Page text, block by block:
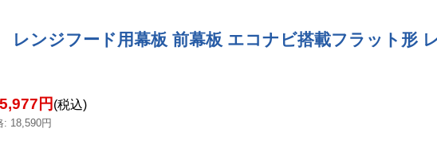
ンジフード用幕板 前幕板 エコナビ搭載フラット形
5,977円 (税込)
: 18,590円